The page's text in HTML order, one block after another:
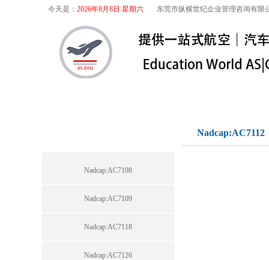
今天是： 2026年8月8日 星期六 东莞市纵横世纪企业管理咨询有限
Nadcap:AC7108
Nadcap:AC7109
Nadcap:AC7118
Nadcap:AC7126
Nadcap:AC7112